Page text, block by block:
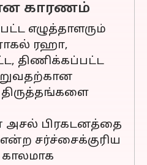
காரணம்
எழுத்தாளரும்
ரஹா,
திணிக்கப்பட்ட
திருத்தங்களை
அசல் பிரகடனத்தை
சர்ச்சைக்குரிய